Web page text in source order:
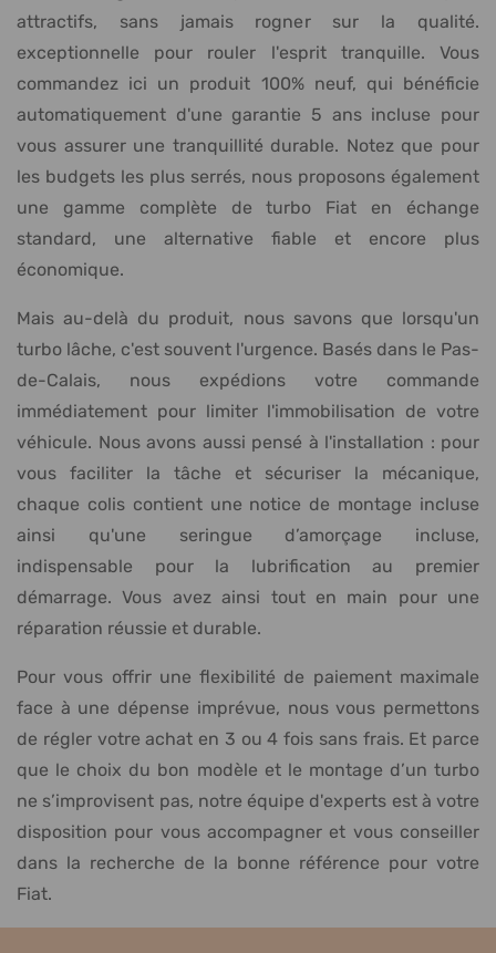
attractifs, sans jamais rogner sur la qualité.
exceptionnelle pour rouler l'esprit tranquille. Vous
commandez ici un produit 100% neuf, qui bénéficie
automatiquement d'une garantie 5 ans incluse pour
vous assurer une tranquillité durable. Notez que pour
les budgets les plus serrés, nous proposons également
une gamme complète de turbo Fiat en échange
standard, une alternative fiable et encore plus
économique.
Mais au-delà du produit, nous savons que lorsqu'un
turbo lâche, c'est souvent l'urgence. Basés dans le Pas-
de-Calais, nous expédions votre commande
immédiatement pour limiter l'immobilisation de votre
véhicule. Nous avons aussi pensé à l'installation : pour
vous faciliter la tâche et sécuriser la mécanique,
chaque colis contient une notice de montage incluse
ainsi qu'une seringue d’amorçage incluse,
indispensable pour la lubrification au premier
démarrage. Vous avez ainsi tout en main pour une
réparation réussie et durable.
Pour vous offrir une flexibilité de paiement maximale
face à une dépense imprévue, nous vous permettons
de régler votre achat en 3 ou 4 fois sans frais. Et parce
que le choix du bon modèle et le montage d’un turbo
ne s’improvisent pas, notre équipe d'experts est à votre
disposition pour vous accompagner et vous conseiller
dans la recherche de la bonne référence pour votre
Fiat.